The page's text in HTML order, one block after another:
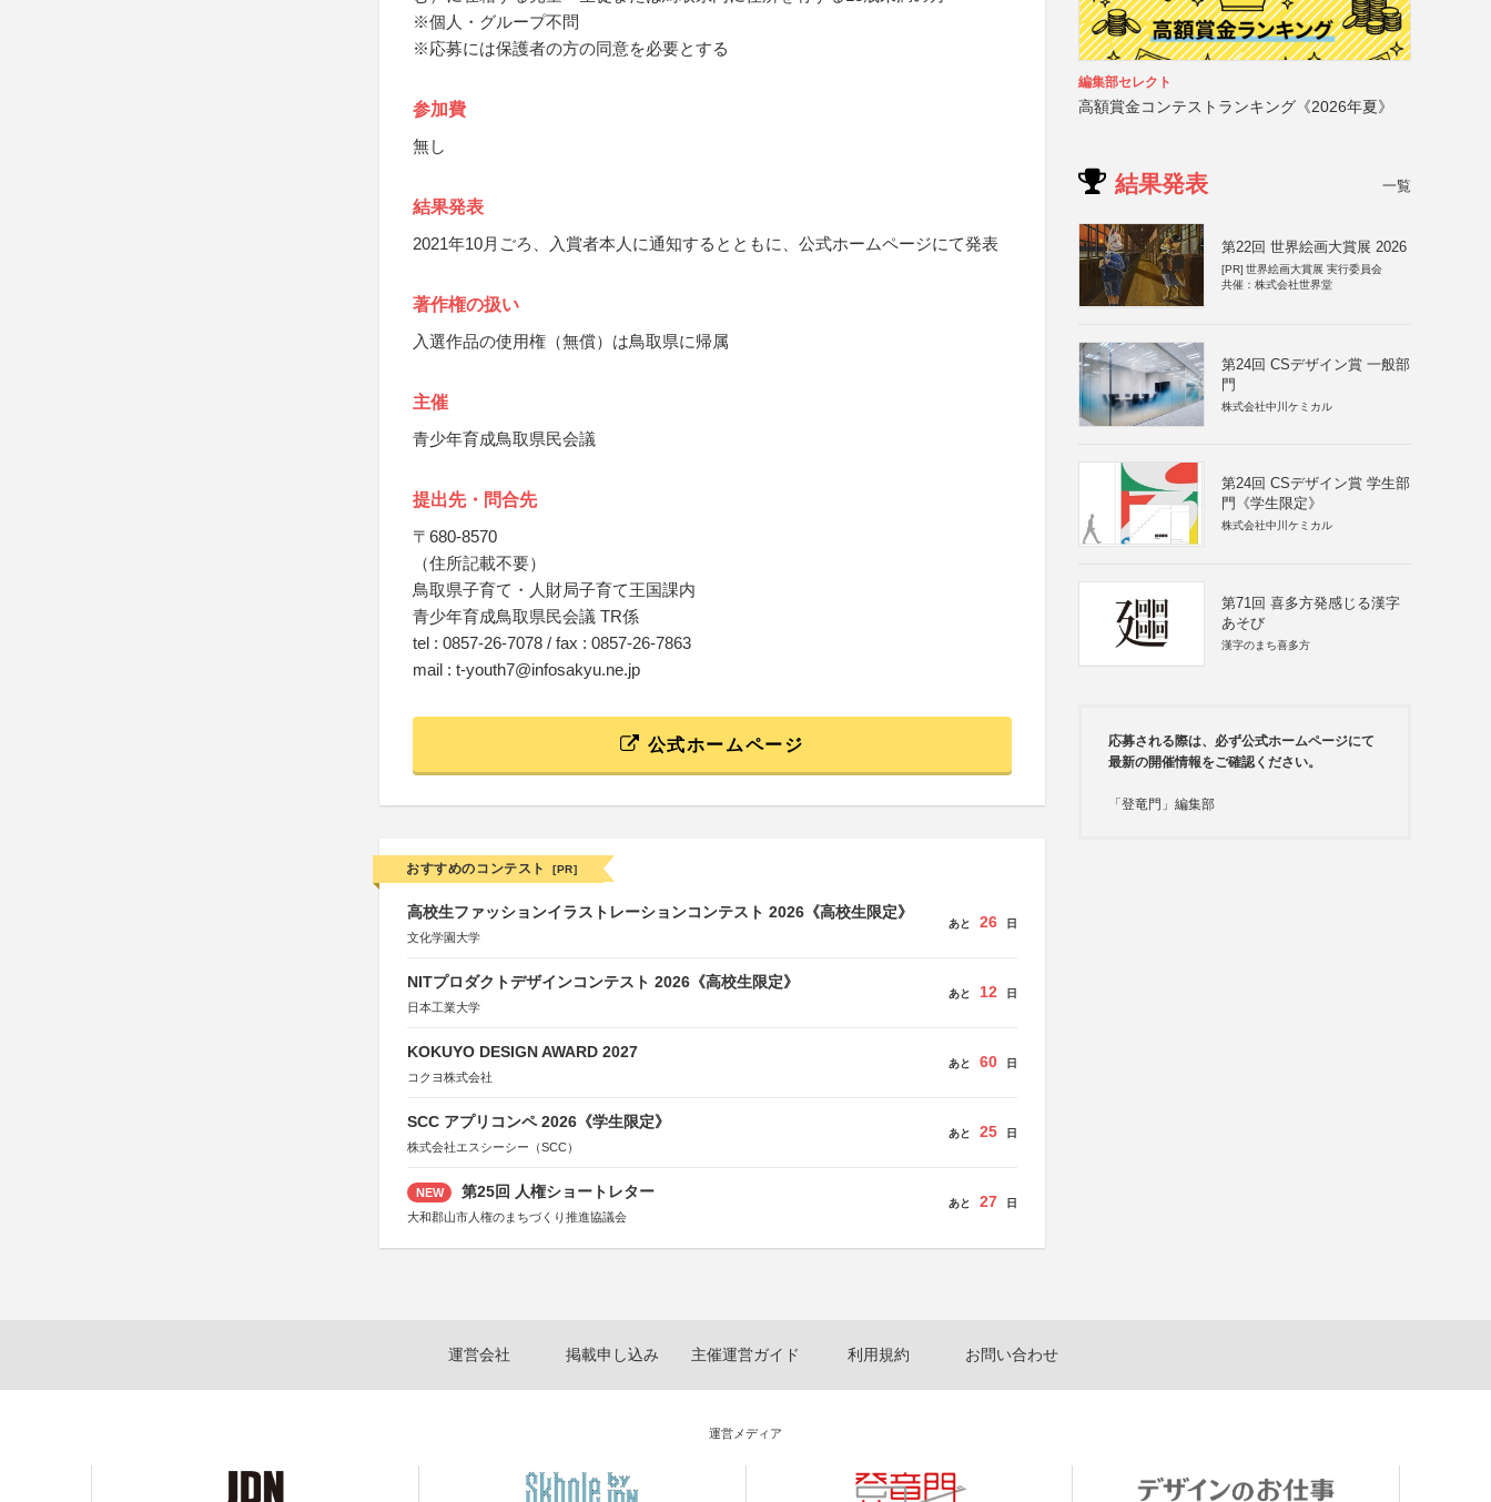
※個人・グループ不問
※応募には保護者の方の同意を必要とする
参加費
無し
結果発表
2021年10月ごろ、入賞者本人に通知するとともに、公式ホームページにて発表
著作権の扱い
入選作品の使用権（無償）は鳥取県に帰属
主催
青少年育成鳥取県民会議
提出先・問合先
〒680-8570
（住所記載不要）
鳥取県子育て・人財局子育て王国課内
青少年育成鳥取県民会議 TR係
tel : 0857-26-7078 / fax : 0857-26-7863
mail : t-youth7@infosakyu.ne.jp
公式ホームページ
おすすめのコンテスト [PR]
高校生ファッションイラストレーションコンテスト 2026《高校生限定》
文化学園大学
あと 26 日
NITプロダクトデザインコンテスト 2026《高校生限定》
日本工業大学
あと 12 日
KOKUYO DESIGN AWARD 2027
コクヨ株式会社
あと 60 日
SCC アプリコンペ 2026《学生限定》
株式会社エスシーシー（SCC）
あと 25 日
NEW 第25回 人権ショートレター
大和郡山市人権のまちづくり推進協議会
あと 27 日
編集部セレクト
高額賞金コンテストランキング《2026年夏》
結果発表 一覧
第22回 世界絵画大賞展 2026
[PR] 世界絵画大賞展 実行委員会
共催：株式会社世界堂
第24回 CSデザイン賞 一般部
門
株式会社中川ケミカル
第24回 CSデザイン賞 学生部
門《学生限定》
株式会社中川ケミカル
第71回 喜多方発感じる漢字
あそび
漢字のまち喜多方
応募される際は、必ず公式ホームページにて
最新の開催情報をご確認ください。
「登竜門」編集部
運営会社 掲載申し込み 主催運営ガイド 利用規約 お問い合わせ
運営メディア